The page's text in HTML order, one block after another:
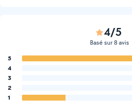
4/5
Basé sur 8 avis
5
4
3
2
1